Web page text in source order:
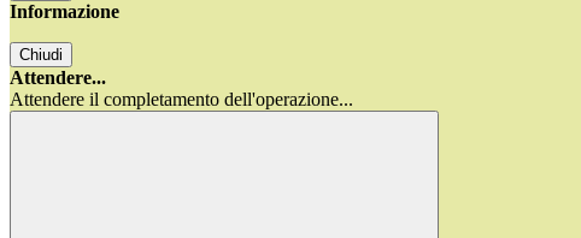
Informazione
Chiudi
Attendere...
Attendere il completamento dell'operazione...